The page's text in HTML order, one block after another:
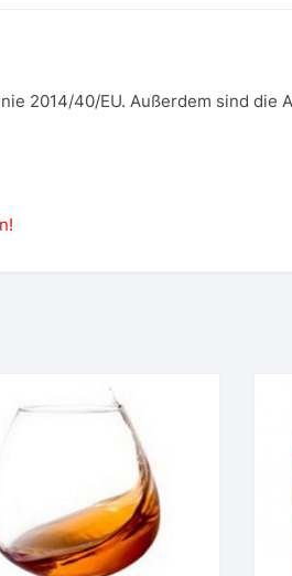
2014/40/EU. Außerdem sind die